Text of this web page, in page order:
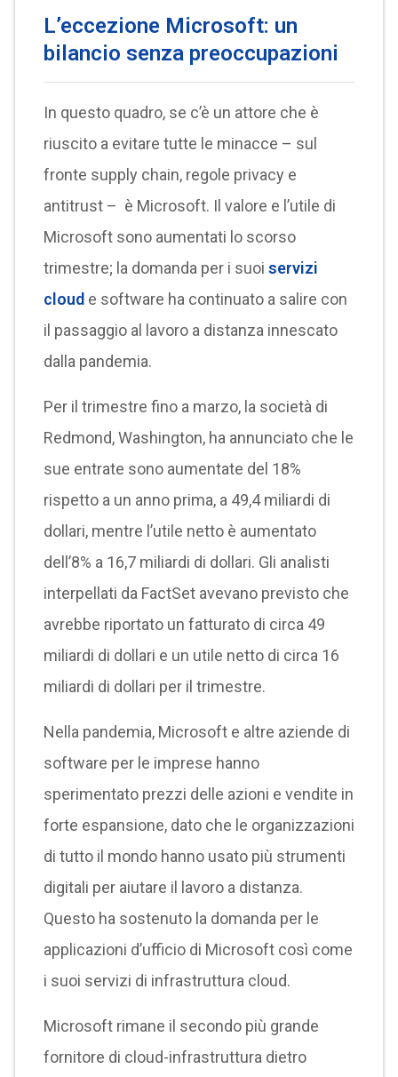
L’eccezione Microsoft: un
bilancio senza preoccupazioni
In questo quadro, se c’è un attore che è
riuscito a evitare tutte le minacce – sul
fronte supply chain, regole privacy e
antitrust – è Microsoft. Il valore e l’utile di
Microsoft sono aumentati lo scorso
trimestre; la domanda per i suoi servizi
cloud e software ha continuato a salire con
il passaggio al lavoro a distanza innescato
dalla pandemia.
Per il trimestre fino a marzo, la società di
Redmond, Washington, ha annunciato che le
sue entrate sono aumentate del 18%
rispetto a un anno prima, a 49,4 miliardi di
dollari, mentre l’utile netto è aumentato
dell’8% a 16,7 miliardi di dollari. Gli analisti
interpellati da FactSet avevano previsto che
avrebbe riportato un fatturato di circa 49
miliardi di dollari e un utile netto di circa 16
miliardi di dollari per il trimestre.
Nella pandemia, Microsoft e altre aziende di
software per le imprese hanno
sperimentato prezzi delle azioni e vendite in
forte espansione, dato che le organizzazioni
di tutto il mondo hanno usato più strumenti
digitali per aiutare il lavoro a distanza.
Questo ha sostenuto la domanda per le
applicazioni d’ufficio di Microsoft così come
i suoi servizi di infrastruttura cloud.
Microsoft rimane il secondo più grande
fornitore di cloud-infrastruttura dietro